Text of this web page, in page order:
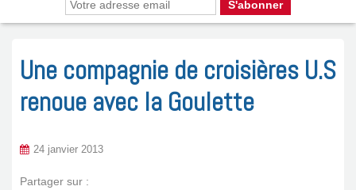
Une compagnie de croisières U.S
renoue avec la Goulette
24 janvier 2013
Partager sur :